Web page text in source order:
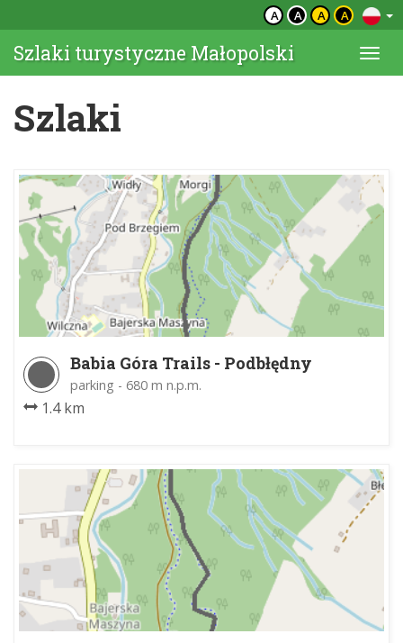
A A A A
Szlaki turystyczne Małopolski
Szlaki
Babia Góra Trails - Podbłędny
parking - 680 m n.p.m.
1.4 km